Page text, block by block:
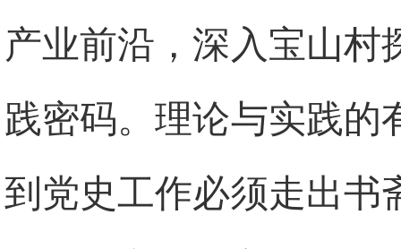
产业前沿，深入宝山村
践密码。理论与实践的
到党史工作必须走出书